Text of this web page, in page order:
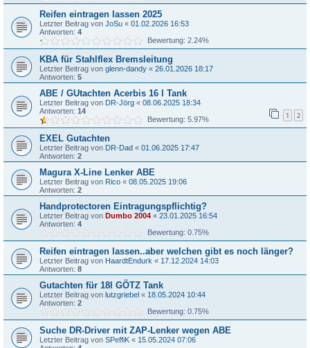
Reifen eintragen lassen 2025
Letzter Beitrag von JoSu « 01.02.2026 16:53
Antworten: 4
Bewertung: 2.24%
KBA für Stahlflex Bremsleitung
Letzter Beitrag von glenn-dandy « 26.01.2026 18:17
Antworten: 5
ABE / GUtachten Acerbis 16 l Tank
Letzter Beitrag von DR-Jörg « 08.06.2025 18:34
Antworten: 14 1 2
Bewertung: 5.97%
EXEL Gutachten
Letzter Beitrag von DR-Dad « 01.06.2025 17:47
Antworten: 2
Magura X-Line Lenker ABE
Letzter Beitrag von Rico « 08.05.2025 19:06
Antworten: 2
Handprotectoren Eintragungspflichtig?
Letzter Beitrag von Dumbo 2004 « 23.01.2025 16:54
Antworten: 4
Bewertung: 0.75%
Reifen eintragen lassen..aber welchen gibt es noch länger?
Letzter Beitrag von HaardtEndurk « 17.12.2024 14:03
Antworten: 8
Gutachten für 18l GÖTZ Tank
Letzter Beitrag von lutzgriebel « 18.05.2024 10:44
Antworten: 2
Bewertung: 0.75%
Suche DR-Driver mit ZAP-Lenker wegen ABE
Letzter Beitrag von SPeffiK « 15.05.2024 07:06